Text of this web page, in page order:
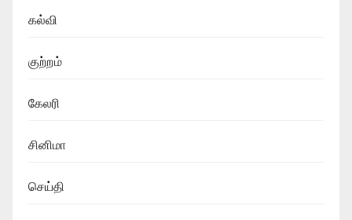
கல்வி
குற்றம்
கேலரி
சினிமா
செய்தி